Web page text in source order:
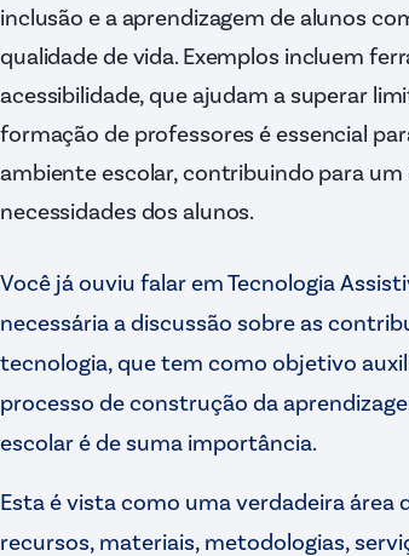
inclusão e a aprendizagem de alunos
qualidade de vida. Exemplos incluem
acessibilidade, que ajudam a superar
formação de professores é essencial
ambiente escolar, contribuindo para
necessidades dos alunos.
Você já ouviu falar em Tecnologia
necessária a discussão sobre as
tecnologia, que tem como objetivo
processo de construção da
escolar é de suma importância.
Esta é vista como uma verdadeira
recursos, materiais, metodologias,